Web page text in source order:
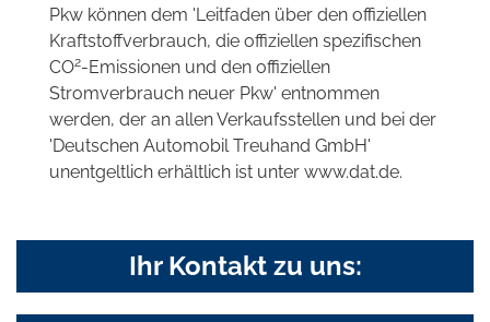
Pkw können dem 'Leitfaden über den offiziellen
Kraftstoffverbrauch, die offiziellen spezifischen
CO2-Emissionen und den offiziellen
Stromverbrauch neuer Pkw' entnommen
werden, der an allen Verkaufsstellen und bei der
'Deutschen Automobil Treuhand GmbH'
unentgeltlich erhältlich ist unter www.dat.de.
Ihr Kontakt zu uns: